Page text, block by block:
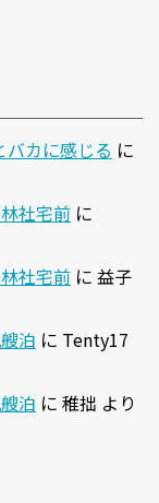
カに感じる に
社宅前 に
社宅前 に 益子
泊 に Tenty17
泊 に 稚拙 より